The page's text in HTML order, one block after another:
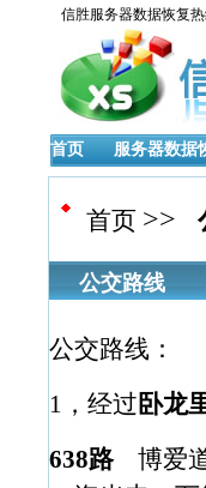
信胜服务器数据恢复热
首页 服务器数据
首页 >>
公交路线
公交路线：
1，经过 卧龙
638路博爱道